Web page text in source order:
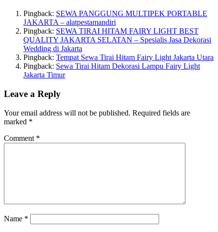
Pingback: SEWA PANGGUNG MULTIPEK PORTABLE
JAKARTA – alatpestamandiri
Pingback: SEWA TIRAI HITAM FAIRY LIGHT BEST
QUALITY JAKARTA SELATAN – Spesialis Jasa Dekorasi
Wedding di Jakarta
Pingback: Tempat Sewa Tirai Hitam Fairy Light Jakarta Utara
Pingback: Sewa Tirai Hitam Dekorasi Lampu Fairy Light
Jakarta Timur
Leave a Reply
Your email address will not be published. Required fields are
marked *
Comment *
Name *